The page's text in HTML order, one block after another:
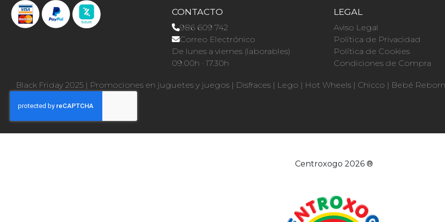
CONTACTO
986 609 742
Correo Electrónico
De lunes a viernes (laborables)
09.00h · 17.30h
LEGAL
Aviso Legal
Política de Privacidad
Política de Cookies
Condiciones de Compra
Black Friday 2025 | Promociones en juguetes y juegos | Disfraces | Lego | Hot Wheels | Chicco | Bebé Reborn
Centroxogo 2026 ®